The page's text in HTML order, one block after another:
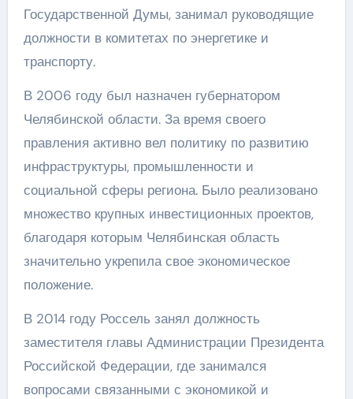
Государственной Думы, занимал руководящие
должности в комитетах по энергетике и
транспорту.
В 2006 году был назначен губернатором
Челябинской области. За время своего
правления активно вел политику по развитию
инфраструктуры, промышленности и
социальной сферы региона. Было реализовано
множество крупных инвестиционных проектов,
благодаря которым Челябинская область
значительно укрепила свое экономическое
положение.
В 2014 году Россель занял должность
заместителя главы Администрации Президента
Российской Федерации, где занимался
вопросами связанными с экономикой и